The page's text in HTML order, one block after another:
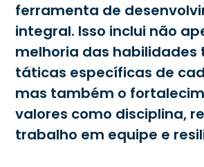
ferramenta de
integral. Isso inclui não
melhoria das habilidades
táticas específicas de
mas também o
valores como disciplina,
trabalho em equipe e